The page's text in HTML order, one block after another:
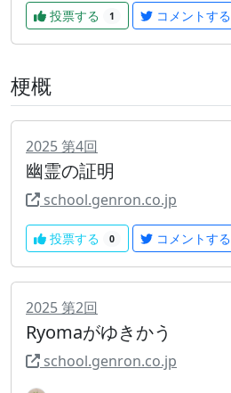
投票する 1 コメントする
梗概
2025第4回
幽霊の証明
school.genron.co.jp
投票する 0 コメントする
2025第2回
Ryomaがゆきかう
school.genron.co.jp